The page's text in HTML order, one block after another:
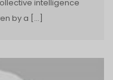
intelligence
by a […]